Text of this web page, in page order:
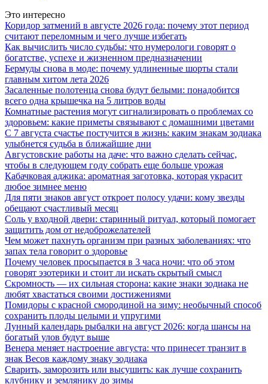
Это интересно
Коридор затмений в августе 2026 года: почему этот период
считают переломным и чего лучше избегать
Как вычислить число судьбы: что нумерологи говорят о
богатстве, успехе и жизненном предназначении
Бермуды снова в моде: почему удлиненные шорты стали
главным хитом лета 2026
Засаленные полотенца снова будут белыми: понадобится
всего одна крышечка на 5 литров воды
Комнатные растения могут сигнализировать о проблемах со
здоровьем: какие приметы связывают с домашними цветами
С 7 августа счастье постучится в жизнь: каким знакам зодиака
улыбнется судьба в ближайшие дни
Августовские работы на даче: что важно сделать сейчас,
чтобы в следующем году собрать еще больше урожая
Кабачковая аджика: ароматная заготовка, которая украсит
любое зимнее меню
Для пяти знаков август откроет полосу удачи: кому звезды
обещают счастливый месяц
Соль у входной двери: старинный ритуал, который помогает
защитить дом от недоброжелателей
Чем может пахнуть организм при разных заболеваниях: что
запах тела говорит о здоровье
Почему человек просыпается в 3 часа ночи: что об этом
говорят эзотерики и стоит ли искать скрытый смысл
Скромность — их сильная сторона: какие знаки зодиака не
любят хвастаться своими достижениями
Помидоры с красной смородиной на зиму: необычный способ
сохранить плоды целыми и упругими
Лунный календарь рыбалки на август 2026: когда шансы на
богатый улов будут выше
Венера меняет настроение августа: что принесет транзит в
знак Весов каждому знаку зодиака
Сварить, заморозить или высушить: как лучше сохранить
клубнику и землянику до зимы